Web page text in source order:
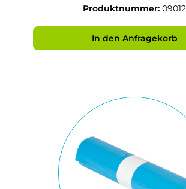
Produktnummer: 09012
In den Anfragekorb